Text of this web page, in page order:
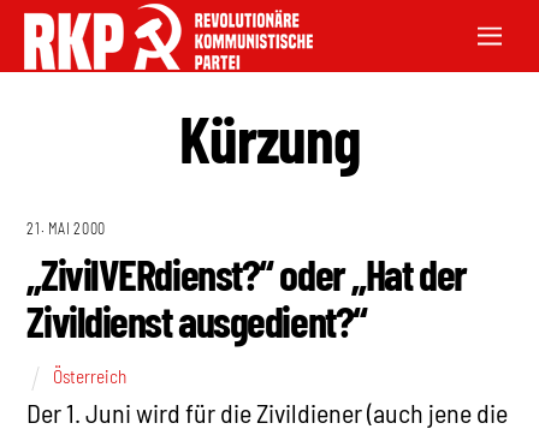
Kürzung
21. MAI 2000
„ZivilVERdienst?“ oder „Hat der
Zivildienst ausgedient?“
Österreich
Der 1. Juni wird für die Zivildiener (auch jene die